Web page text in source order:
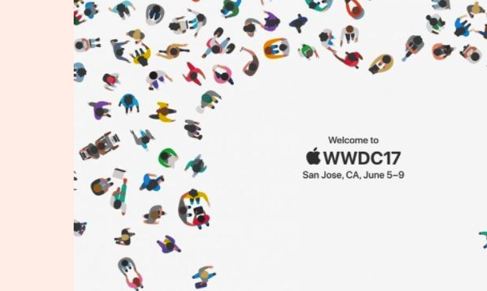
:
iOS
11,
iMac
HomePod,